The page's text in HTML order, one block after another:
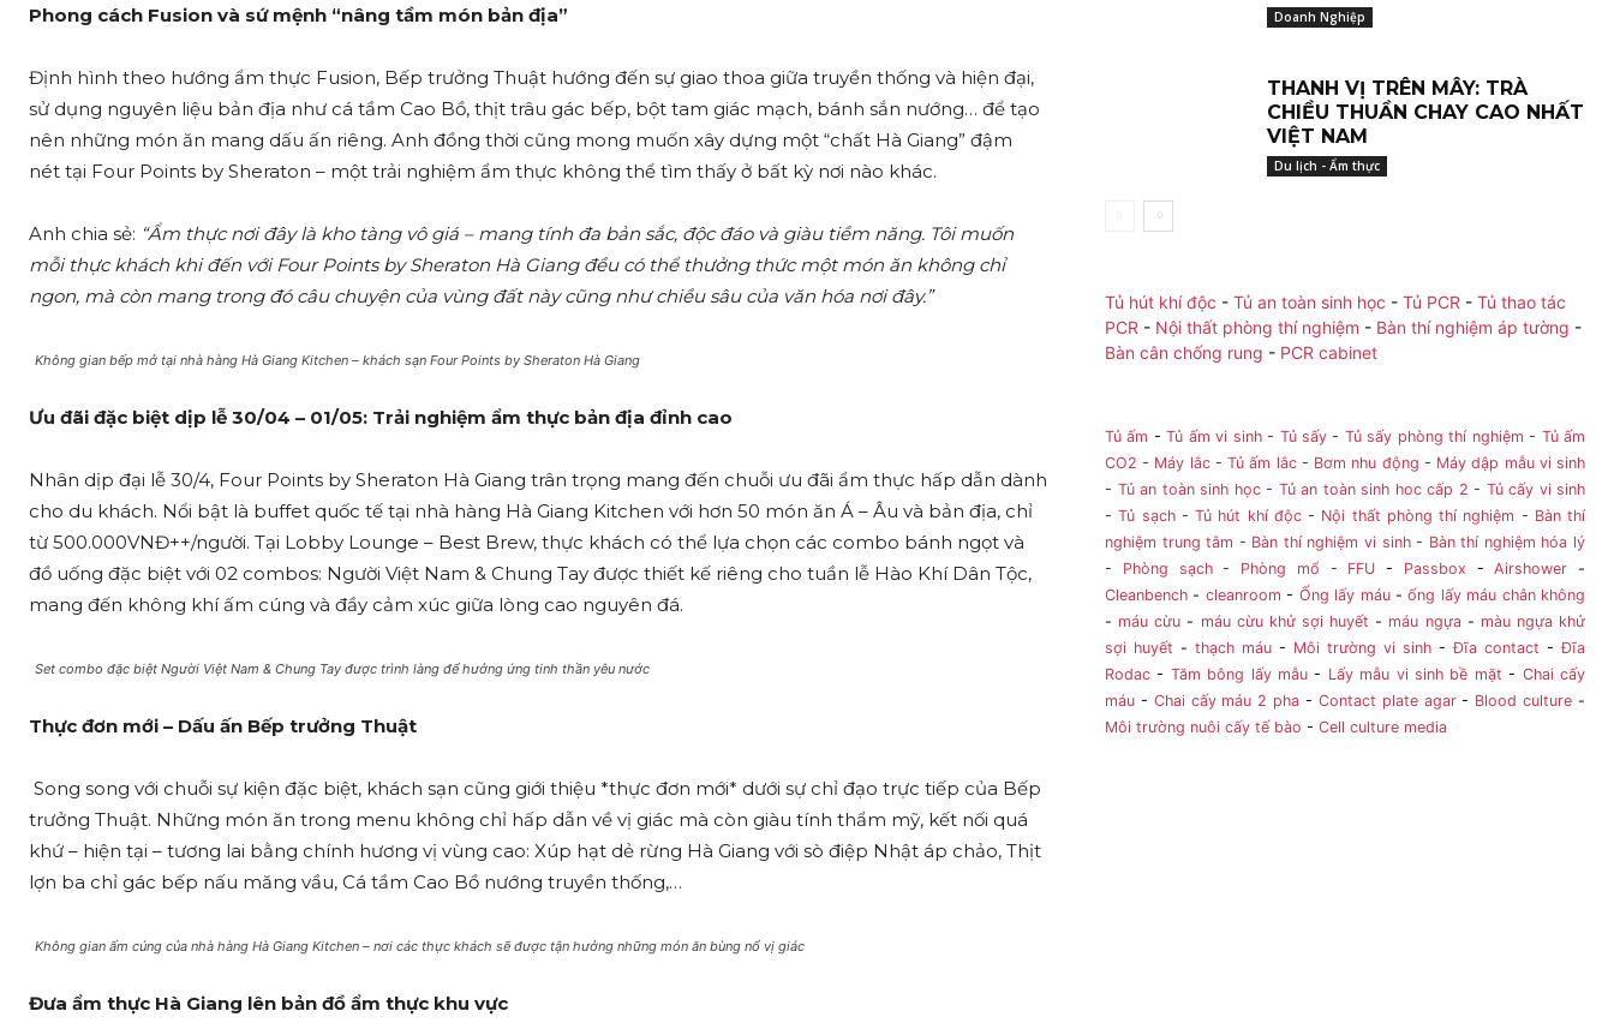
Phong cách Fusion và sứ mệnh “nâng tầm món bản địa”
Định hình theo hướng ẩm thực Fusion, Bếp trưởng Thuật hướng đến sự giao thoa giữa truyền thống và hiện đại,
sử dụng nguyên liệu bản địa như cá tầm Cao Bồ, thịt trâu gác bếp, bột tam giác mạch, bánh sắn nướng… để tạo
nên những món ăn mang dấu ấn riêng. Anh đồng thời cũng mong muốn xây dựng một “chất Hà Giang” đậm
nét tại Four Points by Sheraton – một trải nghiệm ẩm thực không thể tìm thấy ở bất kỳ nơi nào khác.
Anh chia sẻ: “Ẩm thực nơi đây là kho tàng vô giá – mang tính đa bản sắc, độc đáo và giàu tiềm năng. Tôi muốn
mỗi thực khách khi đến với Four Points by Sheraton Hà Giang đều có thể thưởng thức một món ăn không chỉ
ngon, mà còn mang trong đó câu chuyện của vùng đất này cũng như chiều sâu của văn hóa nơi đây.”
Không gian bếp mở tại nhà hàng Hà Giang Kitchen – khách sạn Four Points by Sheraton Hà Giang
Ưu đãi đặc biệt dịp lễ 30/04 – 01/05: Trải nghiệm ẩm thực bản địa đỉnh cao
Nhân dịp đại lễ 30/4, Four Points by Sheraton Hà Giang trân trọng mang đến chuỗi ưu đãi ẩm thực hấp dẫn dành
cho du khách. Nổi bật là buffet quốc tế tại nhà hàng Hà Giang Kitchen với hơn 50 món ăn Á – Âu và bản địa, chỉ
từ 500.000VNĐ++/người. Tại Lobby Lounge – Best Brew, thực khách có thể lựa chọn các combo bánh ngọt và
đồ uống đặc biệt với 02 combos: Người Việt Nam & Chung Tay được thiết kế riêng cho tuần lễ Hào Khí Dân Tộc,
mang đến không khí ấm cúng và đầy cảm xúc giữa lòng cao nguyên đá.
Set combo đặc biệt Người Việt Nam & Chung Tay được trình làng để hưởng ứng tinh thần yêu nước
Thực đơn mới – Dấu ấn Bếp trưởng Thuật
Song song với chuỗi sự kiện đặc biệt, khách sạn cũng giới thiệu *thực đơn mới* dưới sự chỉ đạo trực tiếp của Bếp
trưởng Thuật. Những món ăn trong menu không chỉ hấp dẫn về vị giác mà còn giàu tính thẩm mỹ, kết nối quá
khứ – hiện tại – tương lai bằng chính hương vị vùng cao: Xúp hạt dẻ rừng Hà Giang với sò điệp Nhật áp chảo, Thịt
lợn ba chỉ gác bếp nấu măng vầu, Cá tầm Cao Bồ nướng truyền thống,…
Không gian ấm cúng của nhà hàng Hà Giang Kitchen – nơi các thực khách sẽ được tận hưởng những món ăn bùng nổ vị giác
Đưa ẩm thực Hà Giang lên bản đồ ẩm thực khu vực
Doanh Nghiệp
THANH VỊ TRÊN MÂY: TRÀ
CHIỀU THUẦN CHAY CAO NHẤT
VIỆT NAM
Du lịch - Ẩm thực
Tủ hút khí độc - Tủ an toàn sinh học - Tủ PCR - Tủ thao tác
PCR - Nội thất phòng thí nghiệm - Bàn thí nghiệm áp tường -
Bàn cân chống rung - PCR cabinet
Tủ ấm -Tủ ấm vi sinh- Tủ sấy - Tủ sấy phòng thí nghiệm - Tủ ấm
CO2 - Máy lắc-Tủ ấm lắc- Bơm nhu động - Máy dập mẫu vi sinh
- Tủ an toàn sinh học- Tủ an toàn sinh hoc cấp 2 - Tủ cấy vi sinh
-Tủ sạch- Tủ hút khí độc- Nội thất phòng thí nghiệm - Bàn thí
nghiệm trung tâm - Bàn thí nghiệm vi sinh- Bàn thí nghiệm hóa lý
- Phòng sạch- Phòng mổ - FFU - Passbox -Airshower -
Cleanbench - cleanroom - Ống lấy máu-ống lấy máu chân không
- máu cừu - máu cừu khử sợi huyết - máu ngựa- màu ngựa khử
sợi huyết - thạch máu - Môi trường vi sinh -Đĩa contact -Đĩa
Rodac - Tăm bông lấy mẫu - Lấy mẫu vi sinh bề mặt - Chai cấy
máu - Chai cấy máu 2 pha - Contact plate agar- Blood culture -
Môi trường nuôi cấy tế bào - Cell culture media